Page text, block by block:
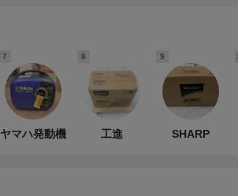
7
ヤマハ発動機
8
工進
9
SHARP